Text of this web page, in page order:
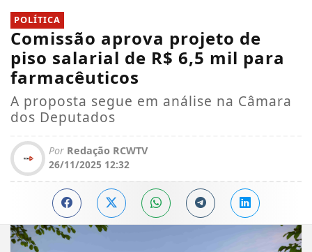
POLÍTICA
Comissão aprova projeto de
piso salarial de R$ 6,5 mil para
farmacêuticos
A proposta segue em análise na Câmara
dos Deputados
Por Redação RCWTV
26/11/2025 12:32